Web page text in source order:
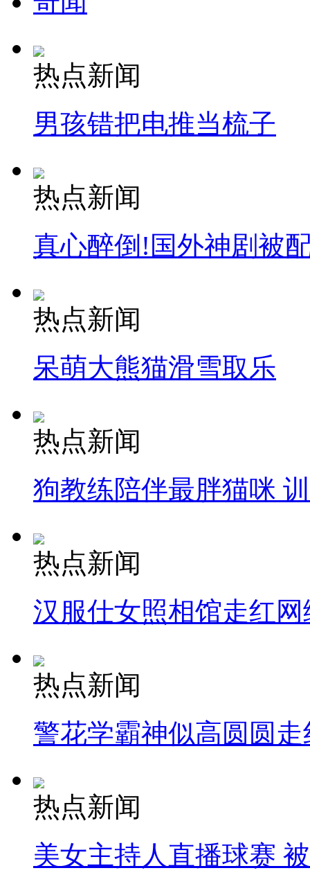
热点新闻
男孩错把电推当梳子
热点新闻
真心醉倒!国外神剧被
热点新闻
呆萌大熊猫滑雪取乐
热点新闻
狗教练陪伴最胖猫咪
热点新闻
汉服仕女照相馆走红网
热点新闻
警花学霸神似高圆圆走
热点新闻
美女主持人直播球赛